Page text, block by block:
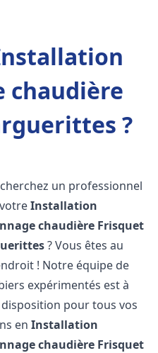
chaudière
?
un professionnel
Installation
chaudière Frisquet
? Vous êtes au
! Notre équipe de
expérimentés est à
pour tous vos
enInstallation
chaudière Frisquet